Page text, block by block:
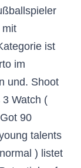
mit
ist
im
und. Shoot
Watch (
90
talents
) listet